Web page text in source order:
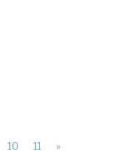
10 11 »